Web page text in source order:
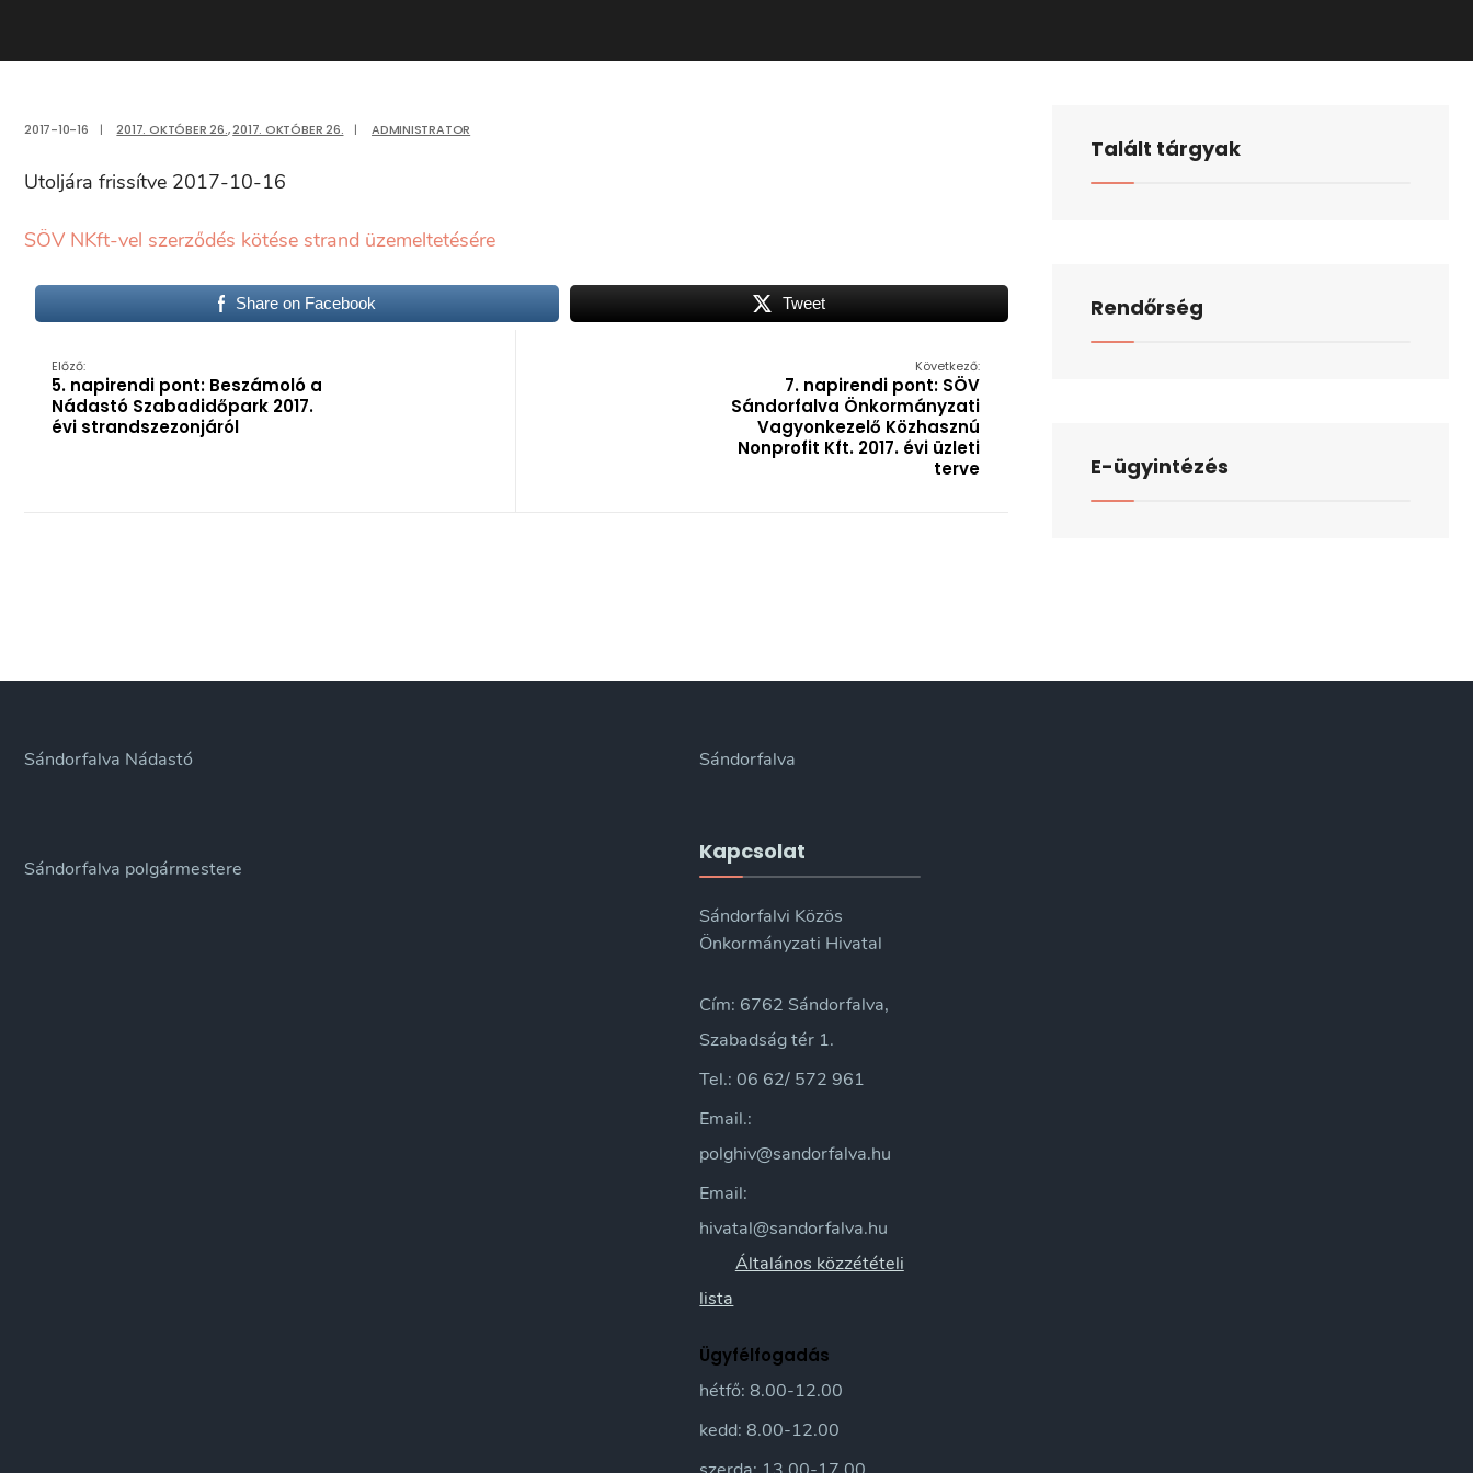
2017-10-16 | 2017. OKTÓBER 26.,2017. OKTÓBER 26. | ADMINISTRATOR
Utoljára frissítve 2017-10-16
SÖV NKft-vel szerződés kötése strand üzemeltetésére
Share on Facebook Tweet
Előző:
5. napirendi pont: Beszámoló a
Nádastó Szabadidőpark 2017.
évi strandszezonjáról
Következő:
7. napirendi pont: SÖV
Sándorfalva Önkormányzati
Vagyonkezelő Közhasznú
Nonprofit Kft. 2017. évi üzleti
terve
Talált tárgyak
Rendőrség
E-ügyintézés
Sándorfalva Nádastó
Sándorfalva polgármestere
Sándorfalva
Kapcsolat
Sándorfalvi Közös
Önkormányzati Hivatal
Cím: 6762 Sándorfalva,
Szabadság tér 1.
Tel.: 06 62/ 572 961
Email.:
polghiv@sandorfalva.hu
Email:
hivatal@sandorfalva.hu
Általános közzétételi
lista
Ügyfélfogadás
hétfő: 8.00-12.00
kedd: 8.00-12.00